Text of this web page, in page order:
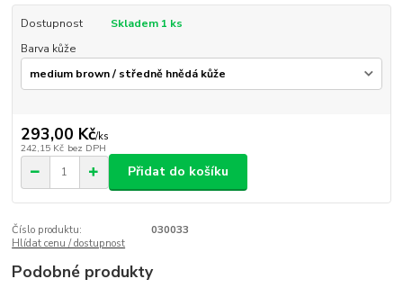
Dostupnost
Skladem 1 ks
Barva kůže
293,00 Kč/ks
242,15 Kč bez DPH
Přidat do košíku
Číslo produktu:
030033
Hlídat cenu / dostupnost
Podobné produkty